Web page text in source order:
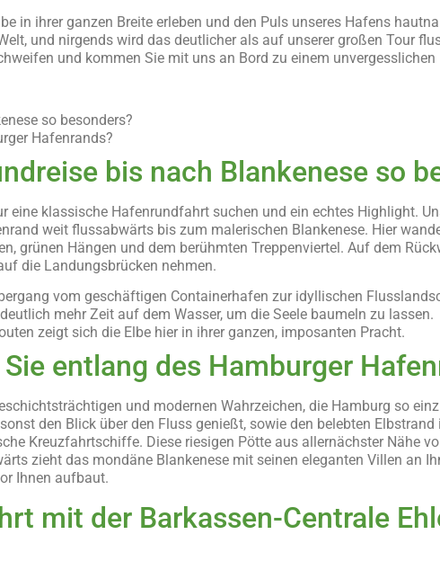
in ihrer ganzen Breite erleben und den Puls unseres Hafens
und nirgends wird das deutlicher als auf unserer großen Tour
und kommen Sie mit uns an Bord zu einem unvergesslichen
so besonders?
Hafenrands?
bis nach Blankenese so
eine klassische Hafenrundfahrt suchen und ein echtes Highlight.
weit flussabwärts bis zum malerischen Blankenese. Hier
grünen Hängen und dem berühmten Treppenviertel. Auf dem
die Landungsbrücken nehmen.
vom geschäftigen Containerhafen zur idyllischen
deutlich mehr Zeit auf dem Wasser, um die Seele baumeln zu
zeigt sich die Elbe hier in ihrer ganzen, imposanten Pracht.
entlang des Hamburger
und modernen Wahrzeichen, die Hamburg so
den Blick über den Fluss genießt, sowie den belebten Elbstrand
Kreuzfahrtschiffe. Diese riesigen Pötte aus allernächster Nähe
zieht das mondäne Blankenese mit seinen eleganten Villen an
Ihnen aufbaut.
mit der Barkassen-Centrale